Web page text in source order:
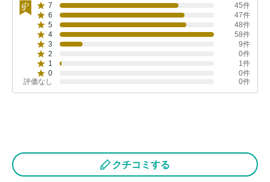
7
45件
6
47件
5
48件
4
58件
3
9件
2
0件
1
1件
0
0件
評価なし
0件
クチコミする